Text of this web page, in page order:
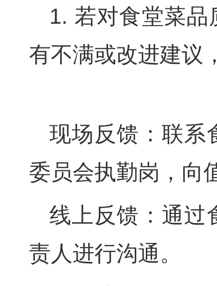
1. 若对食堂菜
有不满或改进建议
现场反馈：联系
委员会执勤岗，向
线上反馈：通过
责人进行沟通。